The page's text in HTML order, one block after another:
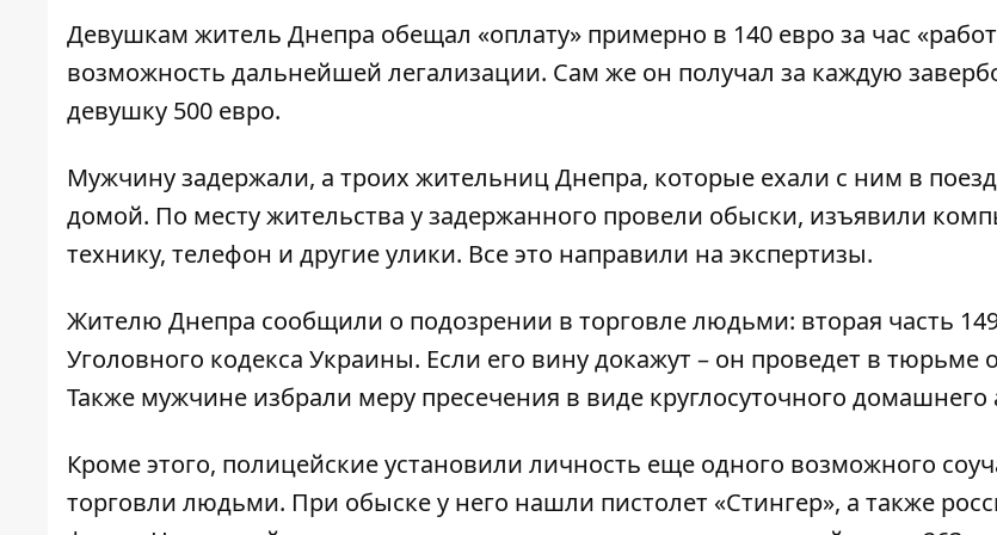
Девушкам житель Днепра обещал «оплату» примерно в 140 евро за час
возможность дальнейшей легализации. Сам же он получал за каждую
девушку 500 евро.
Мужчину задержали, а троих жительниц Днепра, которые ехали с ним в
домой. По месту жительства у задержанного провели обыски, изъявили
технику, телефон и другие улики. Все это направили на экспертизы.
Жителю Днепра сообщили о подозрении в торговле людьми: вторая часть
Уголовного кодекса Украины. Если его вину докажут – он проведет в тюрьме
Также мужчине избрали меру пресечения в виде круглосуточного домашнего
Кроме этого, полицейские установили личность еще одного возможного
торговли людьми. При обыске у него нашли пистолет «Стингер», а также